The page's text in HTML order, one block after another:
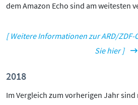
dem Amazon Echo sind am weitesten
[ Weitere Informationen zur ARD/
Sie hier ]
2018
Im Vergleich zum vorherigen Jahr